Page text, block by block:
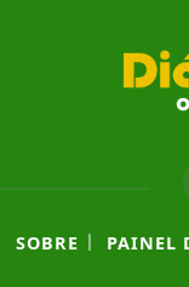
SOBRE | PAINEL